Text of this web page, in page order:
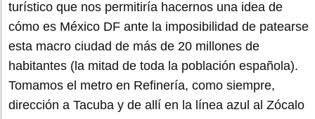
turístico que nos permitiría hacernos una idea de
cómo es México DF ante la imposibilidad de patearse
esta macro ciudad de más de 20 millones de
habitantes (la mitad de toda la población española).
Tomamos el metro en Refinería, como siempre,
dirección a Tacuba y de allí en la línea azul al Zócalo